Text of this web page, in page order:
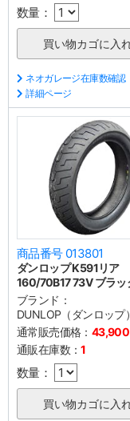
数量：
ネオガレージ在庫数確認
詳細ページ
商品番号 013801
ダンロップ K591リア
160/70B17 73V ブラッ
ブランド：
DUNLOP（ダンロップ）
通常販売価格： 43,900
通販在庫数：1
数量：